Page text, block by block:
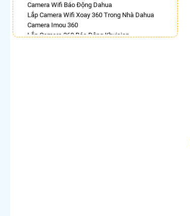
Camera Wifi Báo Động Dahua
Lắp Camera Wifi Xoay 360 Trong Nhà Dahua
Camera Imou 360
Lắp Camera 360 Báo Động Kbvision